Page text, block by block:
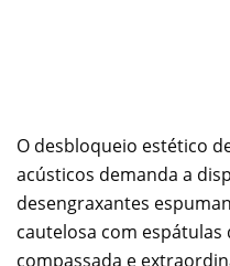
O desbloqueio estético
acústicos demanda a
desengraxantes
cautelosa com
compassada e